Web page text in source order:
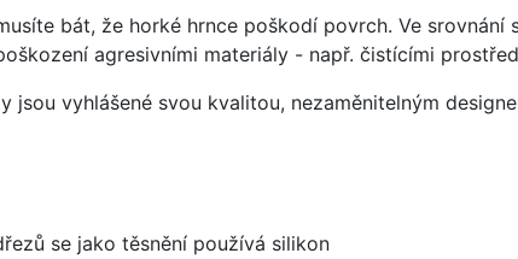
bát, že horké hrnce poškodí povrch. Ve srovnání
agresivními materiály - např. čistícími
vyhlášené svou kvalitou, nezaměnitelným
se jako těsnění používá silikon